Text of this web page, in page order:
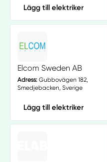
Lägg till elektriker
Elcom Sweden AB
Adress:Gubbovägen 182,
Smedjebacken, Sverige
Lägg till elektriker